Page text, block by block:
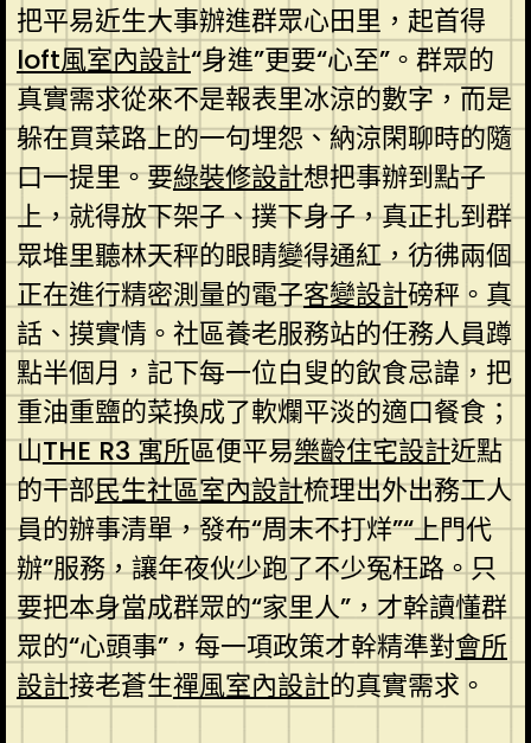
把平易近生大事辦進群眾心田里，起首得
loft風室內設計“身進”更要“心至”。群眾的
真實需求從來不是報表里冰涼的數字，而是
躲在買菜路上的一句埋怨、納涼閑聊時的隨
口一提里。要綠裝修設計想把事辦到點子
上，就得放下架子、撲下身子，真正扎到群
眾堆里聽林天秤的眼睛變得通紅，彷彿兩個
正在進行精密測量的電子客變設計磅秤。真
話、摸實情。社區養老服務站的任務人員蹲
點半個月，記下每一位白叟的飲食忌諱，把
重油重鹽的菜換成了軟爛平淡的適口餐食；
山THE R3 寓所區便平易樂齡住宅設計近點
的干部民生社區室內設計梳理出外出務工人
員的辦事清單，發布“周末不打烊”“上門代
辦”服務，讓年夜伙少跑了不少冤枉路。只
要把本身當成群眾的“家里人”，才幹讀懂群
眾的“心頭事”，每一項政策才幹精準對會所
設計接老蒼生禪風室內設計的真實需求。